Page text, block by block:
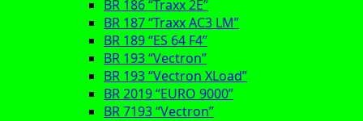
BR 186 “Traxx 2E”
BR 187 “Traxx AC3 LM”
BR 189 “ES 64 F4”
BR 193 “Vectron”
BR 193 “Vectron XLoad”
BR 2019 “EURO 9000”
BR 7193 “Vectron”